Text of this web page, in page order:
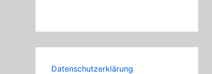
Datenschutzerklärung